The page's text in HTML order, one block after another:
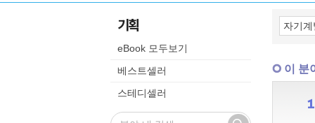
기획
eBook 모두보기
베스트셀러
스테디셀러
이 분